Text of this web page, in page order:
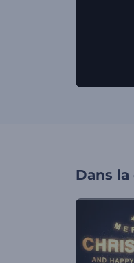
Dans